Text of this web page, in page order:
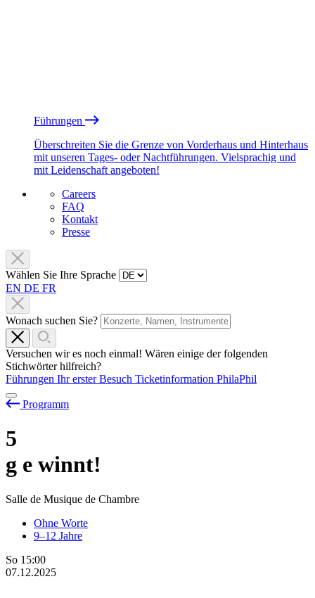
Führungen
Überschreiten Sie die Grenze von Vorderhaus und Hinterhaus
mit unseren Tages- oder Nachtführungen. Vielsprachig und
mit Leidenschaft angeboten!
Careers
FAQ
Kontakt
Presse
Wählen Sie Ihre Sprache
EN DE FR
Wonach suchen Sie?
Versuchen wir es noch einmal! Wären einige der folgenden
Stichwörter hilfreich?
Führungen Ihr erster Besuch Ticketinformation PhilaPhil
Programm
5
g e winnt!
Salle de Musique de Chambre
Ohne Worte
9–12 Jahre
So 15:00
07.12.2025